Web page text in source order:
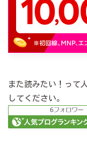
また読みたい！って
してください。